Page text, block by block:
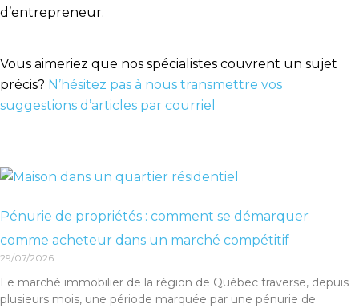
d’entrepreneur.
Vous aimeriez que nos spécialistes couvrent un sujet
précis? N’hésitez pas à nous transmettre vos
suggestions d’articles par courriel
Pénurie de propriétés : comment se démarquer
comme acheteur dans un marché compétitif
29/07/2026
Le marché immobilier de la région de Québec traverse, depuis
plusieurs mois, une période marquée par une pénurie de